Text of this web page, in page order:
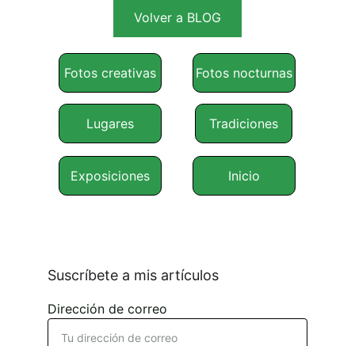
Fotos creativas Fotos nocturnas
Lugares
Exposiciones Inicio
Tradiciones
Volver a BLOG
Dirección de correo
Suscríbete a mis artículos